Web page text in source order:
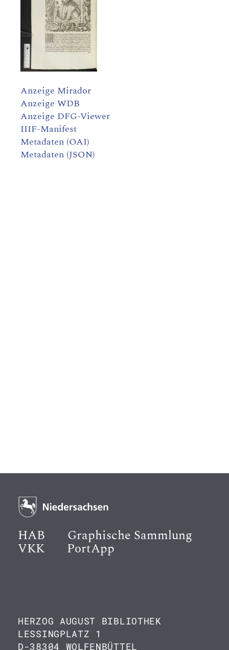
Anzeige Mirador
Anzeige WDB
Anzeige DFG-Viewer
IIIF-Manifest
Metadaten (OAI)
Metadaten (JSON)
HAB Graphische Sammlung
VKK PortApp
HERZOG AUGUST BIBLIOTHEK
LESSINGPLATZ 1
D-38304 WOLFENBÜTTEL